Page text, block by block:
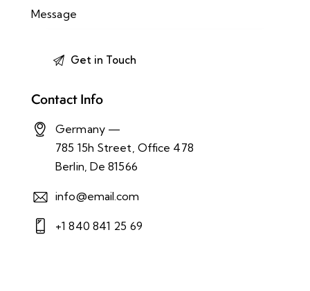
Contact Info
Germany —
785 15h Street, Office 478
Berlin, De 81566
info@email.com
+1 840 841 25 69